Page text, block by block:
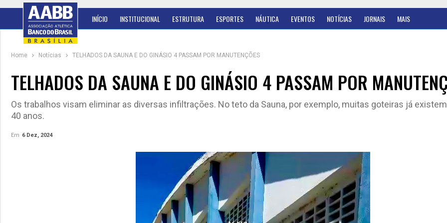
INÍCIO INSTITUCIONAL ESTRUTURA ESPORTES NÁUTICA EVENTOS NOTÍCIAS JORNAIS MAIS
Home Notícias TELHADOS DA SAUNA E DO GINÁSIO 4 PASSAM POR MANUTENÇÕES
TELHADOS DA SAUNA E DO GINÁSIO 4 PASSAM POR
Os trabalhos visam eliminar as diversas infiltrações. No teto da Sauna, por exemplo, muitas goteiras já
40 anos.
Em 6 Dez, 2024